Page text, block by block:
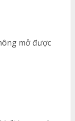
mở được